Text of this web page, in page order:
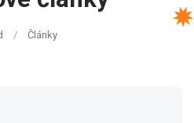
Články